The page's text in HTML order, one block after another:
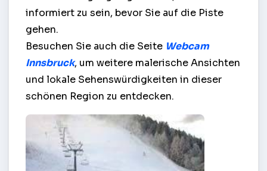
informiert zu sein, bevor Sie auf die Piste
gehen.
Besuchen Sie auch die Seite Webcam
Innsbruck, um weitere malerische Ansichten
und lokale Sehenswürdigkeiten in dieser
schönen Region zu entdecken.